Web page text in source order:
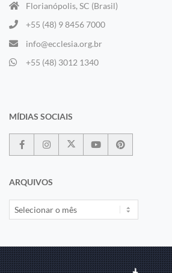
Florianópolis, SC (Brasil)
+55 (48) 9 8456 7000
info@ecclesia.org.br
+55 (48) 3012 1340
MÍDIAS SOCIAIS
ARQUIVOS